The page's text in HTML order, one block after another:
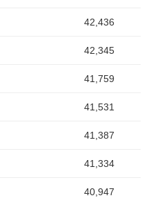
42,436
42,345
41,759
41,531
41,387
41,334
40,947